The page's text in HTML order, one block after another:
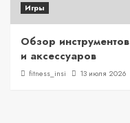
Игры
Обзор инструментов
и аксессуаров
fitness_insi 13 июля 2026